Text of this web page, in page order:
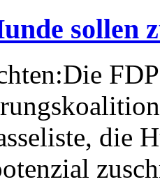
sollen
die